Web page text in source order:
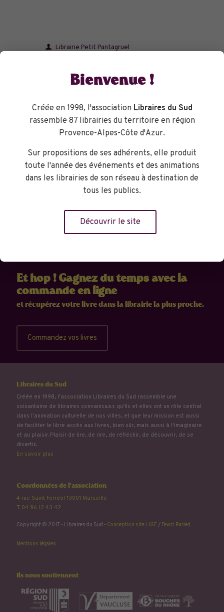
Librairie Petit Pantagruel
Et si la mémoire devenait une arme ? Dans un pays
dévasté par la guerre, les souvenirs se vendent au marché
intense et palpitant sur la réécriture de l'Histoire et ses
dangers.
Et hop ! Gagnez du temps avec la
commande en ligne
et récupérez votre livre dans la librairie la plus proche.
Commandez vos livres
Libraires du Sud
Créée en 1998, l'association Libraires du Sud rassemble une
soixantaine de libraires convaincu.e.s qu’ils et elles ont un rôle central
dans l'animation culturelle de nos villes, et que leur mission est aussi
de faciliter le libre accès aux livres, bien sûr, mais aussi à l'imaginaire
et au plaisir. Plaisir de lire, de rire, de réfléchir, de découvrir, de se
divertir...
En savoir plus
Coordonnées de l'association
4 rue Saint Ferréol 13001 Marseille
T. 04 96 12 43 42
Copyright © 2017 - Libraires du Sud - Conception site LIGE/ Fewzi Raffed
Mentions légales
Ils nous soutiennent
Bienvenue !
Créée en 1998, l'association Libraires du Sud
rassemble 87 librairies du territoire en région
Provence-Alpes-Côte d'Azur.
Sur propositions de ses adhérents, elle produit
toute l'année des événements et des animations
dans les librairies de son réseau à destination de
tous les publics.
Découvrir le site